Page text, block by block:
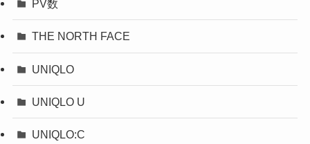
PV数
THE NORTH FACE
UNIQLO
UNIQLO U
UNIQLO:C